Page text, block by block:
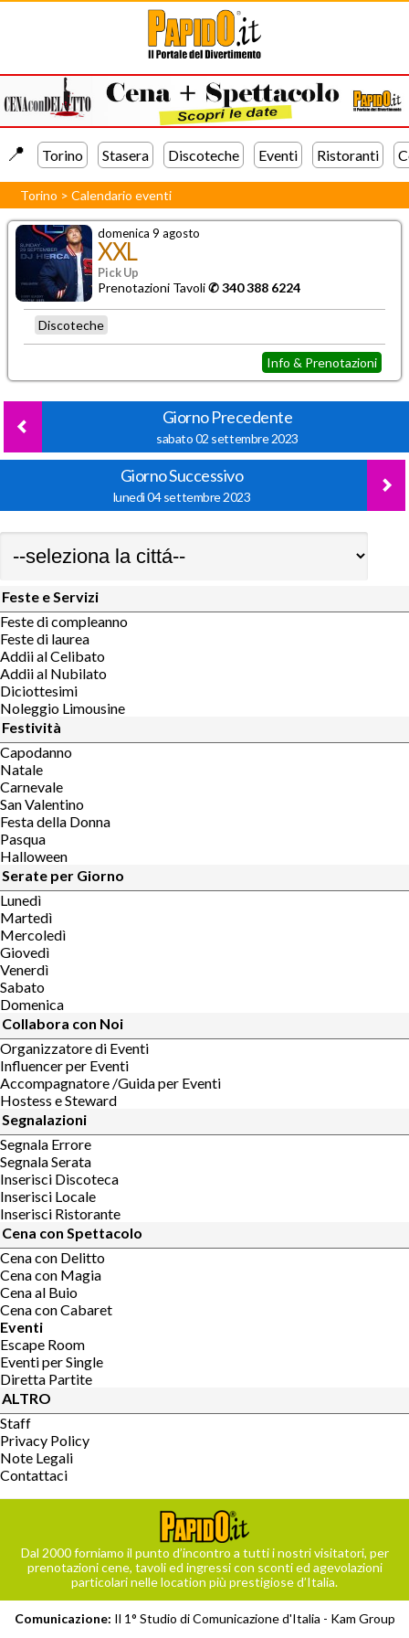
📍️ Torino Stasera Discoteche Eventi Ristoranti
Torino >Calendario eventi
domenica 9 agosto
XXL
Pick Up
Prenotazioni Tavoli✆ 340 388 6224
Discoteche
Info & Prenotazioni
Giorno Precedente
sabato 02 settembre 2023
Giorno Successivo
lunedì 04 settembre 2023
Feste e Servizi
Feste di compleanno
Feste di laurea
Addii al Celibato
Addii al Nubilato
Diciottesimi
Noleggio Limousine
Festività
Capodanno
Natale
Carnevale
San Valentino
Festa della Donna
Pasqua
Halloween
Serate per Giorno
Lunedì
Martedì
Mercoledì
Giovedì
Venerdì
Sabato
Domenica
Collabora con Noi
Organizzatore di Eventi
Influencer per Eventi
Accompagnatore /Guida per Eventi
Hostess e Steward
Segnalazioni
Segnala Errore
Segnala Serata
Inserisci Discoteca
Inserisci Locale
Inserisci Ristorante
Cena con Spettacolo
Cena con Delitto
Cena con Magia
Cena al Buio
Cena con Cabaret
Eventi
Escape Room
Eventi per Single
Diretta Partite
ALTRO
Staff
Privacy Policy
Note Legali
Contattaci
Dal 2000 forniamo il punto d’incontro a tutti i nostri visitatori, per
prenotazioni cene, tavoli ed ingressi con sconti ed agevolazioni
particolari nelle location più prestigiose d’Italia.
Comunicazione: Il 1° Studio di Comunicazione d'Italia - Kam Group